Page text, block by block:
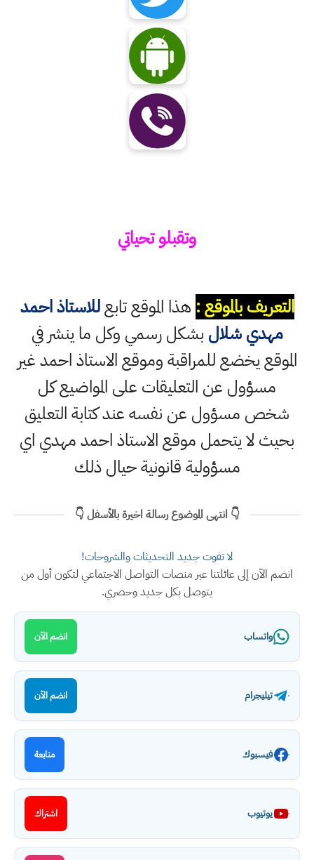
وتقبلو تحياتي
التعريف بالموقع : هذا الموقع تابعللاستاذ احمد
مهدي شلال بشكل رسمي وكل ما ينشر في
الموقع يخضع للمراقبة وموقع الاستاذ احمد غير
مسؤول عن التعليقات على المواضيع كل
شخص مسؤول عن نفسه عند كتابة التعليق
بحيث لا يتحمل موقع الاستاذ احمد مهدي اي
مسؤولية قانونية حيال ذلك
👇 انتهى الموضوع رسالة اخيرة بالأسفل 👇
لا تفوت جديد التحديثات والشروحات!
انضم الآن إلى عائلتنا عبر منصات التواصل الاجتماعي لتكون أول من
يتوصل بكل جديد وحصري.
واتساب انضم الآن
تيليجرام انضم الآن
فيسبوك متابعة
يوتيوب اشتراك